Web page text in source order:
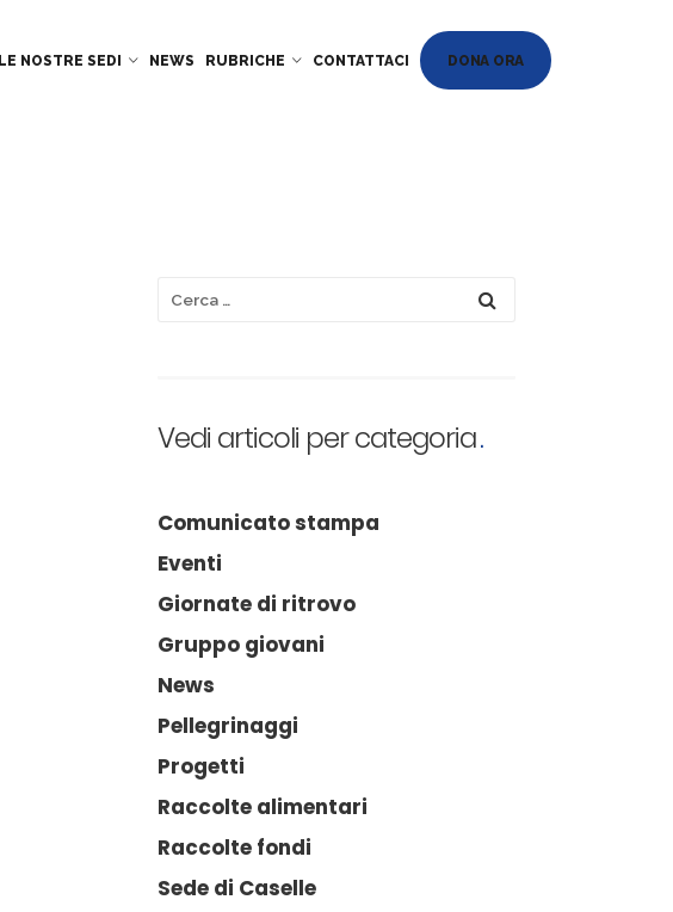
LE NOSTRE SEDI NEWS RUBRICHE CONTATTACI DONA ORA
Vedi articoli per categoria
Comunicato stampa
Eventi
Giornate di ritrovo
Gruppo giovani
News
Pellegrinaggi
Progetti
Raccolte alimentari
Raccolte fondi
Sede di Caselle